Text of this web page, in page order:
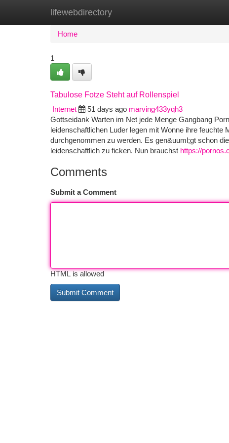
lifewebdirectory
Home New Site Listings
Home
1
Tabulose Fotze Steht auf Rollenspiel
Internet
51 days ago marving433yqh3
Gottseidank Warten im Net jede Menge Gangbang
leidenschaftlichen Luder legen mit Wonne ihre
durchgenommen zu werden. Es gen&uuml;gt schon
leidenschaftlich zu ficken. Nun brauchst https://
Comments
Submit a Comment
HTML is allowed